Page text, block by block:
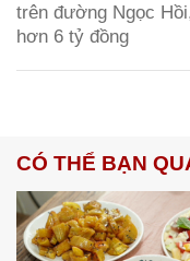
trên đường Ngọc
hơn 6 tỷ đồng
CÓ THỂ BẠN